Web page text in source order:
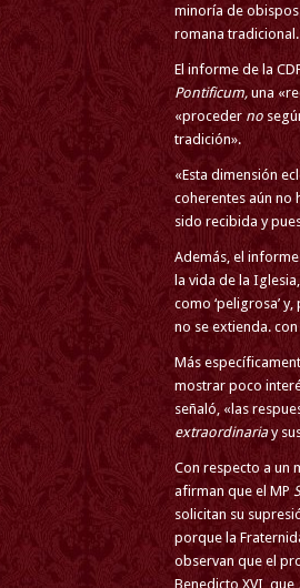
minoría de obispos
romana tradicional.
El informe de la
Pontificum, una
«proceder no
tradición».
«Esta dimensión
coherentes aún no
sido recibida y
Además, el
la vida de la
como ‘peligrosa’
no se extienda.
Más
mostrar poco
señaló, «las
extraordinariay
Con respecto a un
afirman que el MP
solicitan su
porque la
observan que el
Benedicto XVI, que